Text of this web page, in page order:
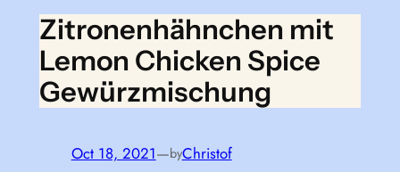
Zitronenhähnchen mit
Lemon Chicken Spice
Gewürzmischung
Oct 18, 2021—byChristof